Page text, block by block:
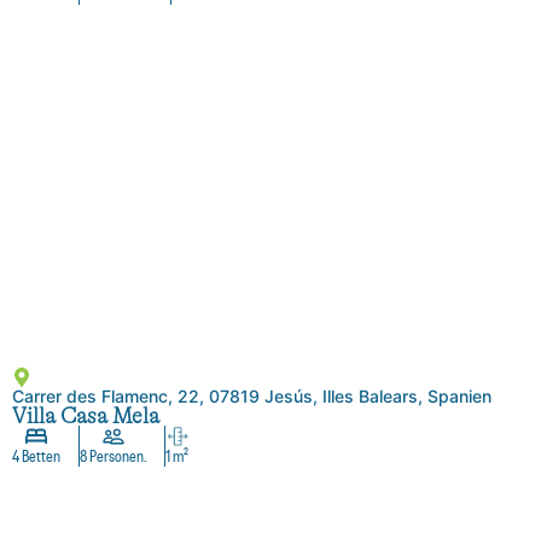
Carrer des Flamenc, 22, 07819 Jesús, Illes Balears, Spanien
Villa Casa Mela
4 Betten 8 Personen. 1 m²